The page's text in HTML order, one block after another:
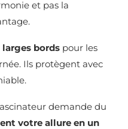
et pas la
larges bords pour les
Ils protègent avec
demande du
votre allure en un